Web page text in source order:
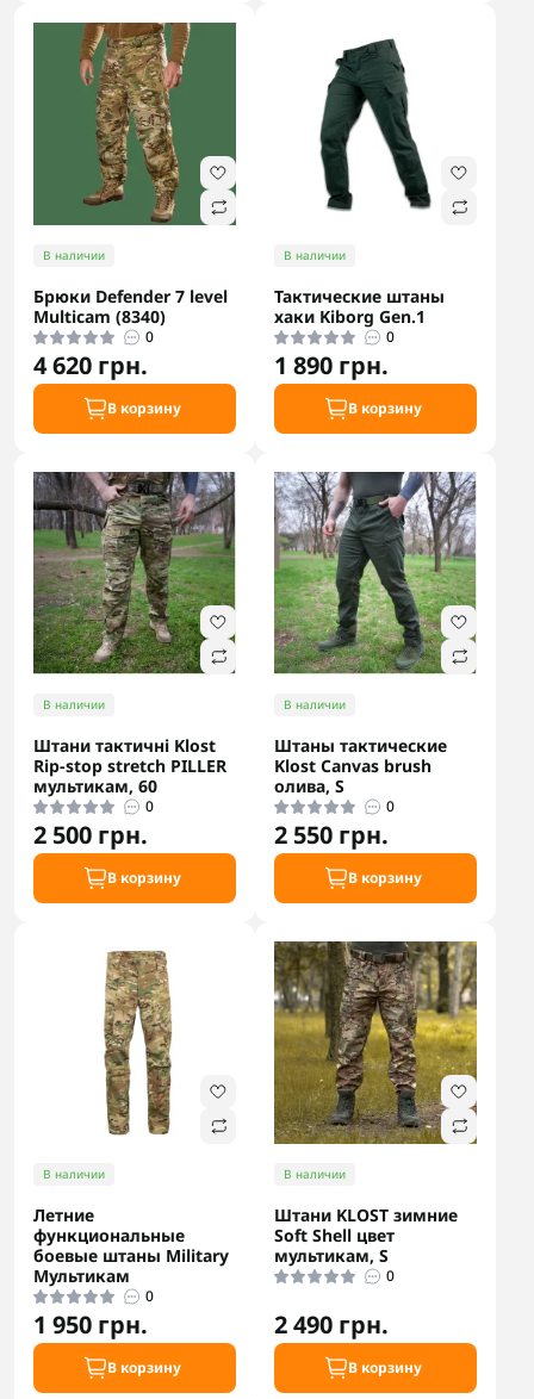
В наличии
Брюки Defender 7 level
Multicam (8340)
0
4 620 грн.
В корзину
В наличии
Тактические штаны
хаки Kiborg Gen.1
0
1 890 грн.
В корзину
В наличии
Штани тактичні Klost
Rip-stop stretch PILLER
мультикам, 60
0
2 500 грн.
В корзину
В наличии
Штаны тактические
Klost Canvas brush
олива, S
0
2 550 грн.
В корзину
В наличии
Летние
функциональные
боевые штаны Military
Мультикам
0
1 950 грн.
В корзину
В наличии
Штани KLOST зимние
Soft Shell цвет
мультикам, S
0
2 490 грн.
В корзину